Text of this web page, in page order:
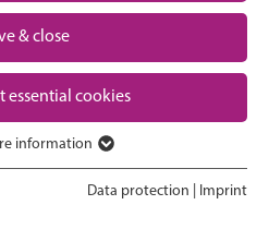
de
voir son nouveau-né
& close
essential cookies
grundlegende Funktionen der
gewährleistet, dass die Webseite
information
Data protection Imprint